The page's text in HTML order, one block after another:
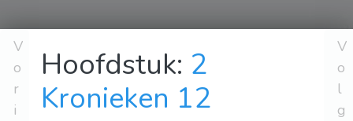
V
o
r
i
Hoofdstuk: 2
Kronieken 12
V
o
l
g